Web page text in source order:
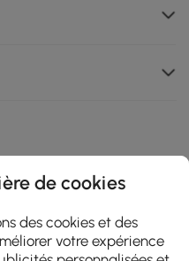
de cookies
des cookies et des
votre expérience